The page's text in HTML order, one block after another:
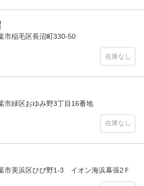
稲毛区長沼町330-50
在庫なし
緑区おゆみ野3丁目16番地
在庫なし
美浜区ひび野1-3 イオン海浜幕張2Ｆ